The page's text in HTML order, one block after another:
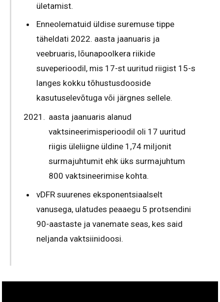
ületamist.
Enneolematuid üldise suremuse tippe
täheldati 2022. aasta jaanuaris ja
veebruaris, lõunapoolkera riikide
suveperioodil, mis 17-st uuritud riigist 15-s
langes kokku tõhustusdooside
kasutuselevõtuga või järgnes sellele.
aasta jaanuaris alanud
vaktsineerimisperioodil oli 17 uuritud
riigis üleliigne üldine 1,74 miljonit
surmajuhtumit ehk üks surmajuhtum
800 vaktsineerimise kohta.
vDFR suurenes eksponentsiaalselt
vanusega, ulatudes peaaegu 5 protsendini
90-aastaste ja vanemate seas, kes said
neljanda vaktsiinidoosi.